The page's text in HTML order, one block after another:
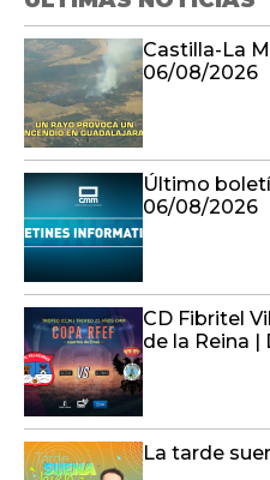
Último
06/08/2026
CD Fibritel
de la Reina |
La tarde
Último